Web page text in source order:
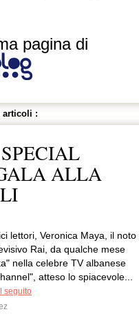
pagina di
articoli :
ALLA
lettori, Veronica Maya, il noto
Rai, da qualche mese
nella celebre TV albanese
atteso lo spiacevole...
seguito